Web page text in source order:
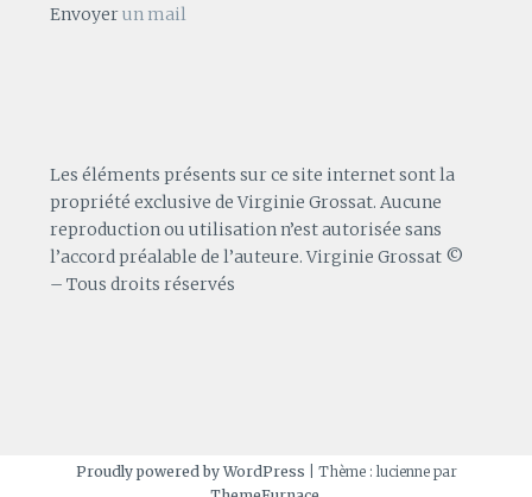
Envoyerun mail
Les éléments présents sur ce site internet sont la
propriété exclusive de Virginie Grossat. Aucune
reproduction ou utilisation n’est autorisée sans
l’accord préalable de l’auteure. Virginie Grossat ©
– Tous droits réservés
Proudly powered by WordPress
Thème : lucienne par